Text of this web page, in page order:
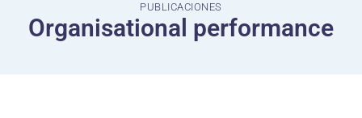
PUBLICACIONES
Organisational performance